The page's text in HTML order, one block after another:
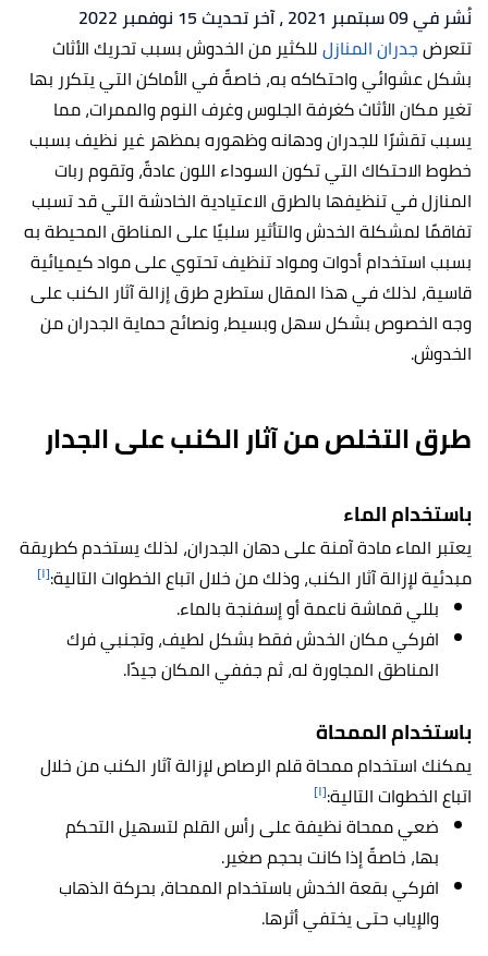
نُشر في 09 سبتمبر 2021
، آخر تحديث 15 نوفمبر 2022
تتعرضجدران المنازلللكثير من الخدوش بسبب تحريك الأثاث
بشكل عشوائي واحتكاكه به، خاصةً في الأماكن التي يتكرر بها
تغير مكان الأثاث كغرفة الجلوس وغرف النوم والممرات، مما
يسبب تقشرًا للجدران ودهانه وظهوره بمظهر غير نظيف بسبب
خطوط الاحتكاك التي تكون السوداء اللون عادةً، وتقوم ربات
المنازل في تنظيفها بالطرق الاعتيادية الخادشة التي قد تسبب
تفاقمًا لمشكلة الخدش والتأثير سلبيًا على المناطق المحيطة به
بسبب استخدام أدوات ومواد تنظيف تحتوي على مواد كيميائية
قاسية، لذلك في هذا المقال ستطرح طرق إزالة آثار الكنب على
وجه الخصوص بشكل سهل وبسيط، ونصائح حماية الجدران من
الخدوش.
طرق التخلص من آثار الكنب على الجدار
باستخدام الماء
يعتبر الماء مادة آمنة على دهان الجدران، لذلك يستخدم كطريقة
مبدئية لإزالة آثار الكنب، وذلك من خلال اتباع الخطوات التالية:[١]
بللي قماشة ناعمة أو إسفنجة بالماء.
افركي مكان الخدش فقط بشكل لطيف، وتجنبي فرك
المناطق المجاورة له، ثم جففي المكان جيدًا.
باستخدام الممحاة
يمكنك استخدام ممحاة قلم الرصاص لإزالة آثار الكنب من خلال
اتباع الخطوات التالية:[١]
ضعي ممحاة نظيفة على رأس القلم لتسهيل التحكم
بها، خاصةً إذا كانت بحجم صغير.
افركي بقعة الخدش باستخدام الممحاة، بحركة الذهاب
والإياب حتى يختفي أثرها.